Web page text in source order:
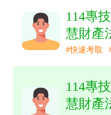
114專
慧財產
#快速考取
114專
慧財產